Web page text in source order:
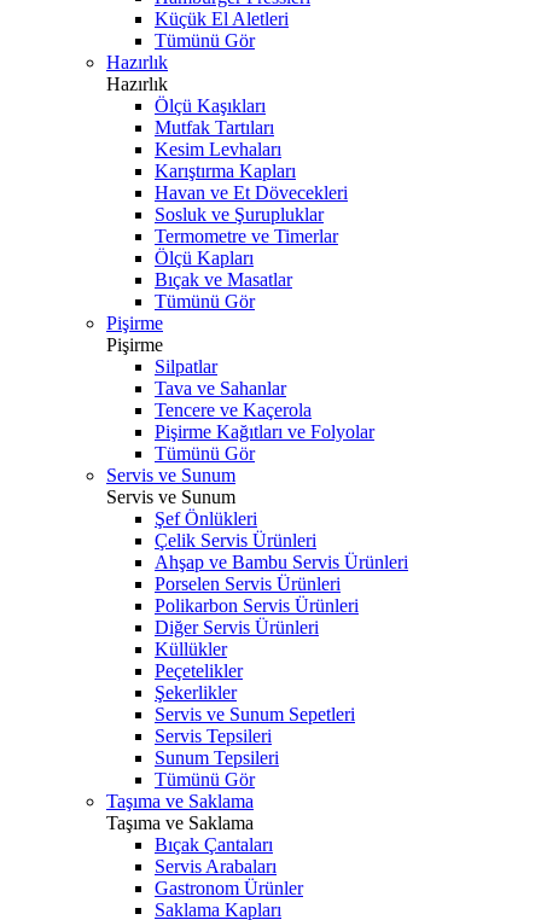
Küçük El Aletleri
Tümünü Gör
Hazırlık
Hazırlık
Ölçü Kaşıkları
Mutfak Tartıları
Kesim Levhaları
Karıştırma Kapları
Havan ve Et Dövecekleri
Sosluk ve Şurupluklar
Termometre ve Timerlar
Ölçü Kapları
Bıçak ve Masatlar
Tümünü Gör
Pişirme
Pişirme
Silpatlar
Tava ve Sahanlar
Tencere ve Kaçerola
Pişirme Kağıtları ve Folyolar
Tümünü Gör
Servis ve Sunum
Servis ve Sunum
Şef Önlükleri
Çelik Servis Ürünleri
Ahşap ve Bambu Servis Ürünleri
Porselen Servis Ürünleri
Polikarbon Servis Ürünleri
Diğer Servis Ürünleri
Küllükler
Peçetelikler
Şekerlikler
Servis ve Sunum Sepetleri
Servis Tepsileri
Sunum Tepsileri
Tümünü Gör
Taşıma ve Saklama
Taşıma ve Saklama
Bıçak Çantaları
Servis Arabaları
Gastronom Ürünler
Saklama Kapları